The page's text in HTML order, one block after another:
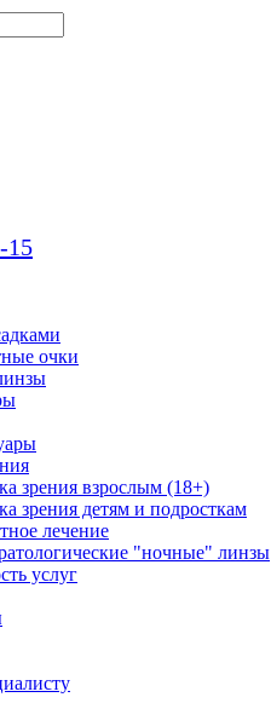
15
очки
зрения взрослым (18+)
зрения детям и подросткам
лечение
"ночные" линзы
услуг